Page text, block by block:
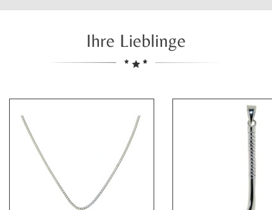
Ihre Lieblinge